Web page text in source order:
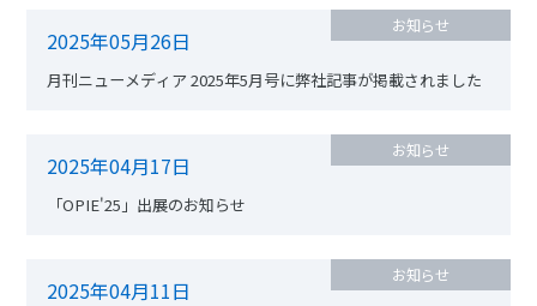
2025年05月26日
お知らせ
月刊ニューメディア 2025年5月号に弊社記事が掲載されました
2025年04月17日
お知らせ
「OPIE'25」出展のお知らせ
2025年04月11日
お知らせ